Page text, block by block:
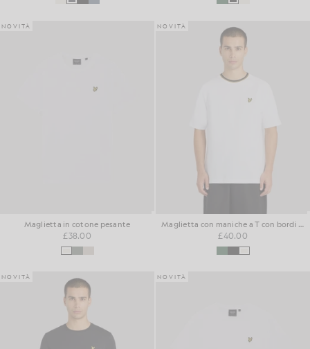
NOVITÀ
Maglietta in cotone pesante
£38.00
NOVITÀ
Maglietta con maniche a T con bordi rifiniti
£40.00
NOVITÀ NOVITÀ